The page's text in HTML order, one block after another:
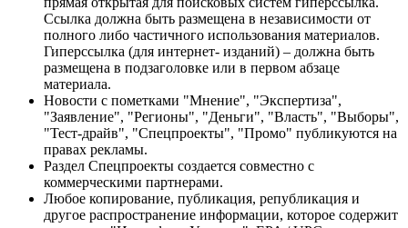
Ссылка должна быть размещена в независимости от
полного либо частичного использования материалов.
Гиперссылка (для интернет- изданий) – должна быть
размещена в подзаголовке или в первом абзаце
материала.
Новости с пометками "Мнение", "Экспертиза",
"Заявление", "Регионы", "Деньги", "Власть", "Выборы",
"Тест-драйв", "Спецпроекты", "Промо" публикуются на
правах рекламы.
Раздел Спецпроекты создается совместно с
коммерческими партнерами.
Любое копирование, публикация, републикация и
другое распространение информации, которое содержит